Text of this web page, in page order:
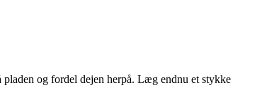
og fordel dejen herpå. Læg endnu et stykke